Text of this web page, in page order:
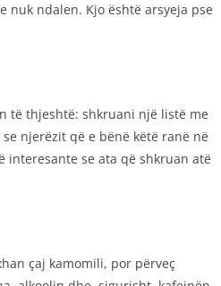
nuk ndalen. Kjo është arsyeja pse
të thjeshtë: shkruani një listë me
njerëzit që e bënë këtë ranë në
interesante se ata që shkruan atë
çaj kamomili, por përveç